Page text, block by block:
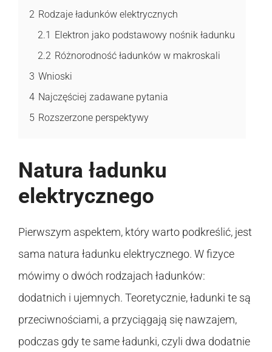
2 Rodzaje ładunków elektrycznych
2.1 Elektron jako podstawowy nośnik ładunku
2.2 Różnorodność ładunków w makroskali
3 Wnioski
4 Najczęściej zadawane pytania
5 Rozszerzone perspektywy
Natura ładunku
elektrycznego
Pierwszym aspektem, który warto podkreślić, jest
sama natura ładunku elektrycznego. W fizyce
mówimy o dwóch rodzajach ładunków:
dodatnich i ujemnych. Teoretycznie, ładunki te są
przeciwnościami, a przyciągają się nawzajem,
podczas gdy te same ładunki, czyli dwa dodatnie